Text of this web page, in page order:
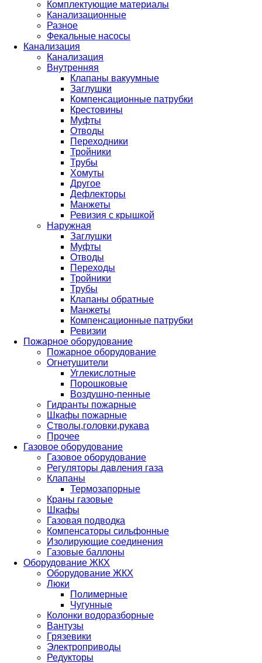
Комплектующие материалы
Канализационные
Разное
Фекальные насосы
Канализация
Канализация
Внутренняя
Клапаны вакуумные
Заглушки
Компенсационные патрубки
Крестовины
Муфты
Отводы
Переходники
Тройники
Трубы
Хомуты
Другое
Дефлекторы
Манжеты
Ревизия с крышкой
Наружная
Заглушки
Муфты
Отводы
Переходы
Тройники
Трубы
Клапаны обратные
Манжеты
Компенсационные патрубки
Ревизии
Пожарное оборудование
Пожарное оборудование
Огнетушители
Углекислотные
Порошковые
Воздушно-пенные
Гидранты пожарные
Шкафы пожарные
Стволы,головки,рукава
Прочее
Газовое оборудование
Газовое оборудование
Регуляторы давления газа
Клапаны
Термозапорные
Краны газовые
Шкафы
Газовая подводка
Компенсаторы сильфонные
Изолирующие соединения
Газовые баллоны
Оборудование ЖКХ
Оборудование ЖКХ
Люки
Полимерные
Чугунные
Колонки водоразборные
Вантузы
Грязевики
Электроприводы
Редукторы